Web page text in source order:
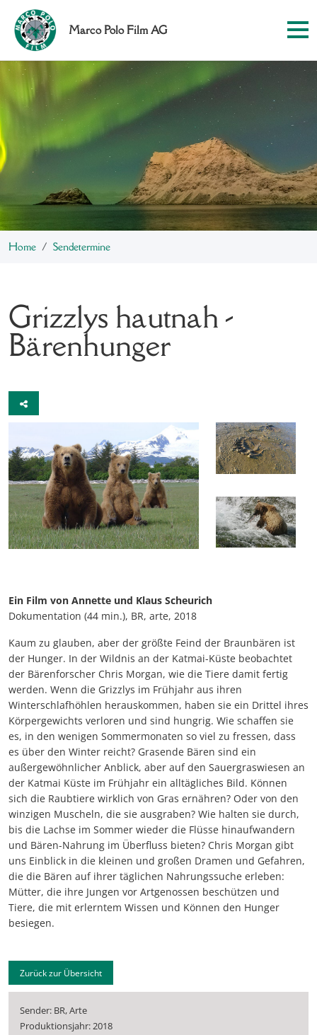
Marco Polo Film AG
Home Sendetermine
Grizzlys hautnah -
Bärenhunger
Ein Film von Annette und Klaus Scheurich
Dokumentation (44 min.), BR, arte, 2018
Kaum zu glauben, aber der größte Feind der Braunbären ist
der Hunger. In der Wildnis an der Katmai-Küste beobachtet
der Bärenforscher Chris Morgan, wie die Tiere damit fertig
werden. Wenn die Grizzlys im Frühjahr aus ihren
Winterschlafhöhlen herauskommen, haben sie ein Drittel ihres
Körpergewichts verloren und sind hungrig. Wie schaffen sie
es, in den wenigen Sommermonaten so viel zu fressen, dass
es über den Winter reicht? Grasende Bären sind ein
außergewöhnlicher Anblick, aber auf den Sauergraswiesen an
der Katmai Küste im Frühjahr ein alltägliches Bild. Können
sich die Raubtiere wirklich von Gras ernähren? Oder von den
winzigen Muscheln, die sie ausgraben? Wie halten sie durch,
bis die Lachse im Sommer wieder die Flüsse hinaufwandern
und Bären-Nahrung im Überfluss bieten? Chris Morgan gibt
uns Einblick in die kleinen und großen Dramen und Gefahren,
die die Bären auf ihrer täglichen Nahrungssuche erleben:
Mütter, die ihre Jungen vor Artgenossen beschützen und
Tiere, die mit erlerntem Wissen und Können den Hunger
besiegen.
Zurück zur Übersicht
Sender: BR, Arte
Produktionsjahr: 2018